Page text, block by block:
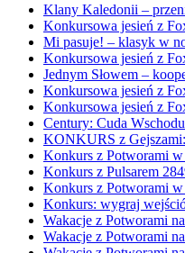
Klany Kaledonii –
Konkursowa jesień z
Mi pasuje! – klasyk w
Konkursowa jesień z
Jednym Słowem –
Konkursowa jesień z
Konkursowa jesień z
Century: Cuda
KONKURS z
Konkurs z Potworami
Konkurs z Pulsarem
Konkurs z Potworami
Konkurs: wygraj
Wakacje z Potworami
Wakacje z Potworami